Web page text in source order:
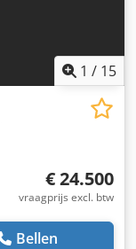
1 / 15
€ 24.500
vraagprijs excl. btw
Bellen